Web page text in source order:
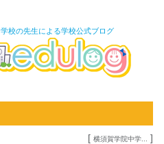
学校の先生による学校公式ブログ
[ 横須賀学院中学... ]